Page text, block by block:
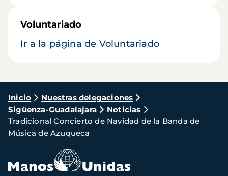
Voluntariado
Ir a la página de Voluntariado
Ruta
de
navegación
Inicio
Nuestras delegaciones
Sigüenza-Guadalajara
Noticias
Tradicional Concierto de Navidad de la Banda de
Música de Azuqueca